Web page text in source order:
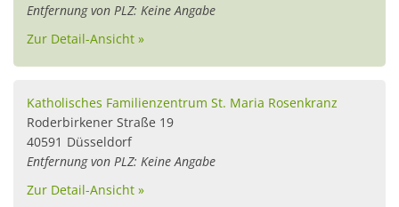
Entfernung von PLZ: Keine Angabe
Zur Detail-Ansicht »
Katholisches Familienzentrum St. Maria Rosenkranz
Roderbirkener Straße 19
40591 Düsseldorf
Entfernung von PLZ: Keine Angabe
Zur Detail-Ansicht »